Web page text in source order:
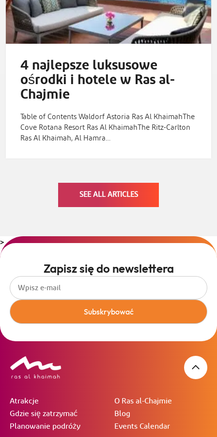
4 najlepsze luksusowe
ośrodki i hotele w Ras al-
Chajmie
Table of Contents Waldorf Astoria Ras Al KhaimahThe
Cove Rotana Resort Ras Al KhaimahThe Ritz-Carlton
Ras Al Khaimah, Al Hamra…
SEE ALL ARTICLES
>
Zapisz się do newslettera
Subskrybować
Atrakcje
Gdzie się zatrzymać
Planowanie podróży
O Ras al-Chajmie
Blog
Events Calendar